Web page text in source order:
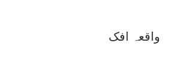
واقعہ افک